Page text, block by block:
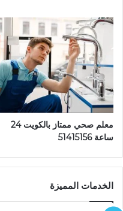
معلم صحي ممتاز بالكويت 24
ساعة 51415156
الخدمات المميزة